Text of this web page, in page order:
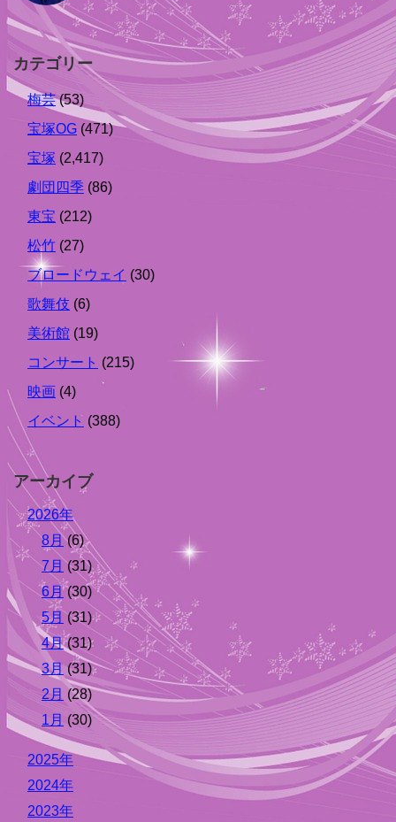
カテゴリー
梅芸(53)
宝塚OG (471)
宝塚 (2,417)
劇団四季 (86)
東宝 (212)
松竹 (27)
ブロードウェイ (30)
歌舞伎 (6)
美術館 (19)
コンサート (215)
映画 (4)
イベント (388)
アーカイブ
2026年
8月(6)
7月 (31)
6月(30)
5月 (31)
4月(31)
3月(31)
2月 (28)
1月 (30)
2025年
2024年
2023年